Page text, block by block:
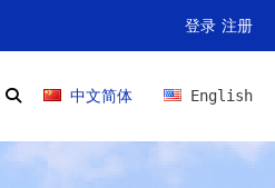
登录 注册
中文简体 English